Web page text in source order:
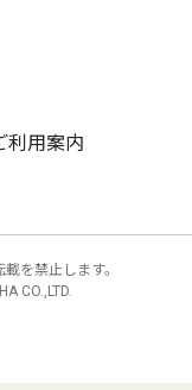
利用案内
を禁止します。
CO.,LTD.